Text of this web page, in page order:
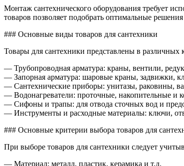
Монтаж сантехнического оборудования требует
товаров позволяет подобрать оптимальные
### Основные виды товаров для сантехники
Товары для сантехники представлены в
— Трубопроводная арматура: краны, вентили,
— Запорная арматура: шаровые краны, задвижки,
— Сантехнические приборы: унитазы, раковины,
— Водонагреватели: проточные, накопительные и
— Сифоны и трапы: для отвода сточных вод и
— Инструменты и расходные материалы: ключи,
### Основные критерии выбора товаров для
При выборе товаров для сантехники следует
— Материал: металл, пластик, керамика и т.д.